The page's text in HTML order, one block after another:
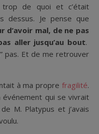
de quoi et c’était
dessus. Je pense que
d’avoir mal, de ne pas
aller jusqu’au bout.
pas. Et de me retrouver
à ma propre fragilité.
événement qui se vivrait
M. Platypus et j’avais